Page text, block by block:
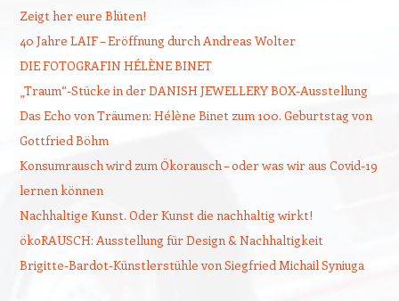
Zeigt her eure Blüten!
40 Jahre LAIF – Eröffnung durch Andreas Wolter
DIE FOTOGRAFIN HÉLÈNE BINET
„Traum“-Stücke in der DANISH JEWELLERY BOX-Ausstellung
Das Echo von Träumen: Hélène Binet zum 100. Geburtstag von
Gottfried Böhm
Konsumrausch wird zum Ökorausch – oder was wir aus Covid-19
lernen können
Nachhaltige Kunst. Oder Kunst die nachhaltig wirkt!
ökoRAUSCH: Ausstellung für Design & Nachhaltigkeit
Brigitte-Bardot-Künstlerstühle von Siegfried Michail Syniuga